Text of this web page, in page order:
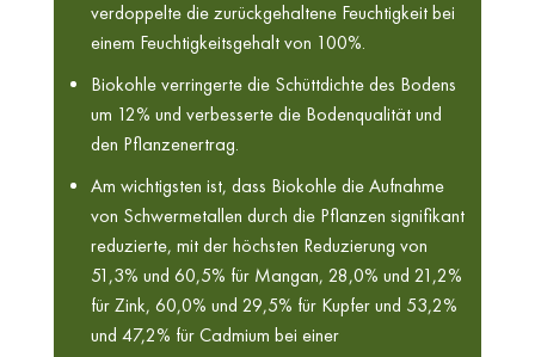
verdoppelte die zurückgehaltene Feuchtigkeit bei
einem Feuchtigkeitsgehalt von 100%.
Biokohle verringerte die Schüttdichte des Bodens
um 12% und verbesserte die Bodenqualität und
den Pflanzenertrag.
Am wichtigsten ist, dass Biokohle die Aufnahme
von Schwermetallen durch die Pflanzen signifikant
reduzierte, mit der höchsten Reduzierung von
51,3% und 60,5% für Mangan, 28,0% und 21,2%
für Zink, 60,0% und 29,5% für Kupfer und 53,2%
und 47,2% für Cadmium bei einer